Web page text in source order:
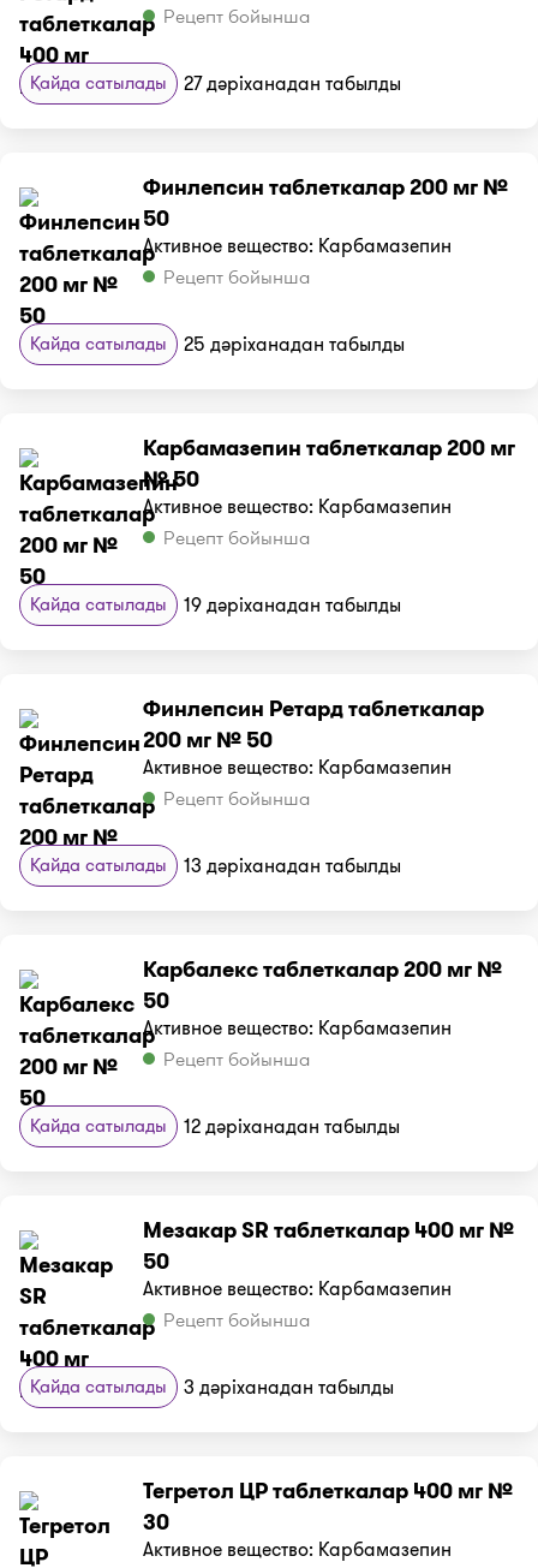
Рецепт бойынша
Қайда сатылады 27 дәріханадан табылды
Финлепсин таблеткалар 200 мг №
50
Активное вещество: Карбамазепин
Рецепт бойынша
Қайда сатылады 25 дәріханадан табылды
Карбамазепин таблеткалар 200 мг
№ 50
Активное вещество: Карбамазепин
Рецепт бойынша
Қайда сатылады 19 дәріханадан табылды
Финлепсин Ретард таблеткалар
200 мг № 50
Активное вещество: Карбамазепин
Рецепт бойынша
Қайда сатылады 13 дәріханадан табылды
Карбалекс таблеткалар 200 мг №
50
Активное вещество: Карбамазепин
Рецепт бойынша
Қайда сатылады 12 дәріханадан табылды
Мезакар SR таблеткалар 400 мг №
50
Активное вещество: Карбамазепин
Рецепт бойынша
Қайда сатылады 3 дәріханадан табылды
Тегретол ЦР таблеткалар 400 мг №
30
Активное вещество: Карбамазепин